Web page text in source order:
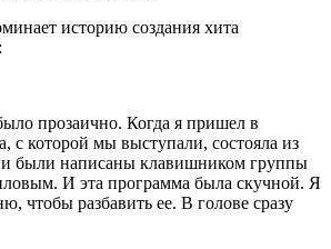
историю создания хита
прозаично. Когда я пришел в
с которой мы выступали, состояла из
были написаны клавишником группы
И эта программа была скучной. Я
чтобы разбавить ее. В голове сразу